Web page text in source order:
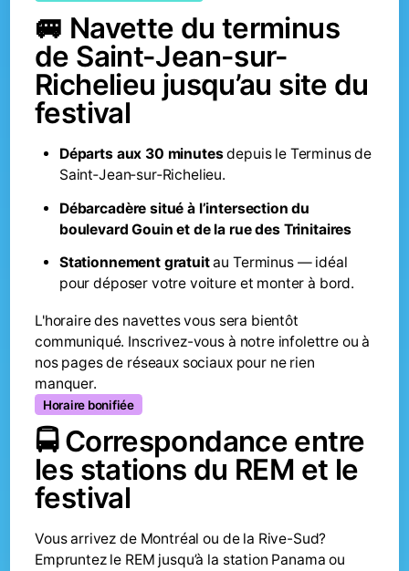
🚐 Navette du terminus
de Saint-Jean-sur-
Richelieu jusqu’au site du
festival
Départs aux 30 minutesdepuis le Terminus de
Saint‑Jean‑sur‑Richelieu.
Débarcadère situé à l’intersection du
boulevard Gouin et de la rue des Trinitaires
Stationnement gratuitau Terminus — idéal
pour déposer votre voiture et monter à bord.
L'horaire des navettes vous sera bientôt
communiqué. Inscrivez-vous à notre infolettre ou à
nos pages de réseaux sociaux pour ne rien
manquer.
Horaire bonifiée
🚍 Correspondance entre
les stations du REM et le
festival
Vous arrivez de Montréal ou de la Rive-Sud?
Empruntez le REM jusqu’à la station Panama ou